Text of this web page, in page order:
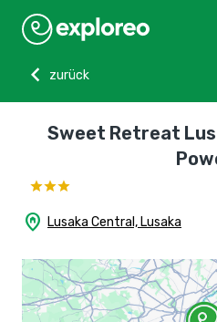
chevron_left
zurück
Sweet Retreat
home_pin Lusaka Central, Lusaka